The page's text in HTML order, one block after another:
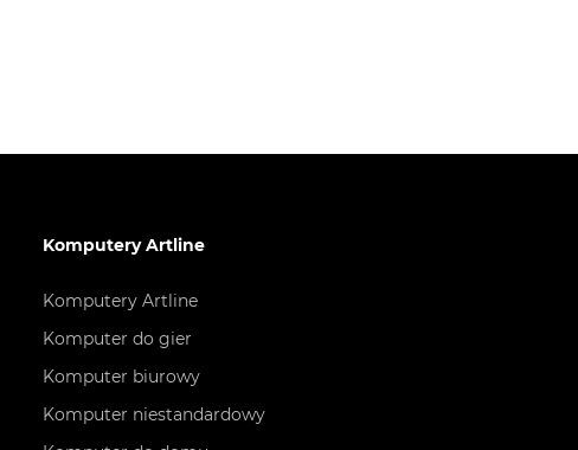
Komputery Artline
Komputery Artline
Komputer do gier
Komputer biurowy
Komputer niestandardowy